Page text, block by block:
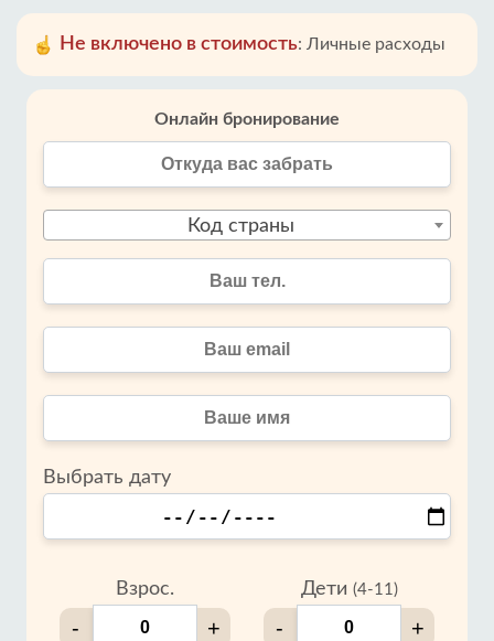
Не включено в стоимость: Личные расходы
Онлайн бронирование
Код страны
Выбрать дату
Взрос.
- +
Дети (4-11)
- +